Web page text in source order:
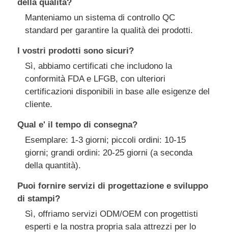
della qualità?
Manteniamo un sistema di controllo QC
standard per garantire la qualità dei prodotti.
I vostri prodotti sono sicuri?
Sì, abbiamo certificati che includono la
conformità FDA e LFGB, con ulteriori
certificazioni disponibili in base alle esigenze del
cliente.
Qual e' il tempo di consegna?
Esemplare: 1-3 giorni; piccoli ordini: 10-15
giorni; grandi ordini: 20-25 giorni (a seconda
della quantità).
Puoi fornire servizi di progettazione e sviluppo
di stampi?
Sì, offriamo servizi ODM/OEM con progettisti
esperti e la nostra propria sala attrezzi per lo